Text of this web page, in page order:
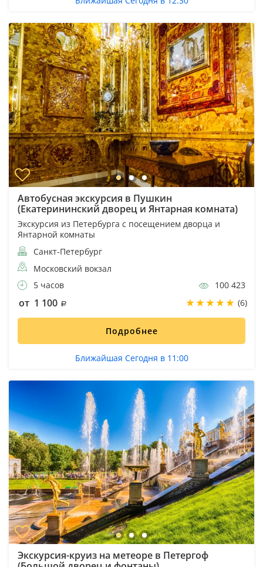
Автобусная экскурсия в Пушкин
(Екатерининский дворец и Янтарная комната)
Экскурсия из Петербурга с посещением дворца и
Янтарной комнаты
Санкт-Петербург
Московский вокзал
5 часов
100 423
от 1 100 (6)
Подробнее
Ближайшая Сегодня в 11:00
Экскурсия-круиз на метеоре в Петергоф